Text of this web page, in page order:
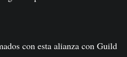
con esta alianza con Guild